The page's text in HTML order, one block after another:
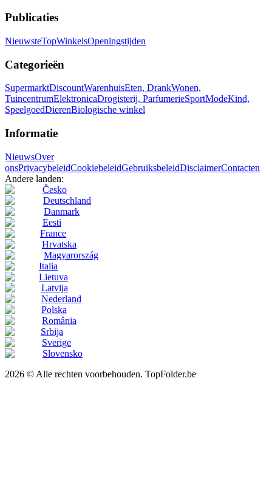
Publicaties
NieuwsteTopWinkelsOpeningstijden
Categorieën
SupermarktDiscountWarenhuisEten, DrankWonen,
TuincentrumElektronicaDrogisterij, ParfumerieSportModeKind,
SpeelgoedDierenBiologische winkel
Informatie
NieuwsOver
onsPrivacybeleidCookiebeleidGebruiksbeleidDisclaimerContacten
Andere landen:
Česko
Deutschland
Danmark
Eesti
France
Hrvatska
Magyarország
Italia
Lietuva
Latvija
Nederland
Polska
România
Srbija
Sverige
Slovensko
2026 © Alle rechten voorbehouden. TopFolder.be